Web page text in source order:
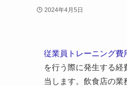
2024年4月5日
従業員トレーニング費
を行う際に発生する
当します。飲食店の業